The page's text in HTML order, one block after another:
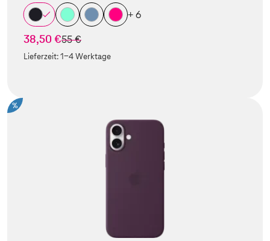
+ 6
38,50 €statt
55 €
Lieferzeit:1-4 Werktage
%